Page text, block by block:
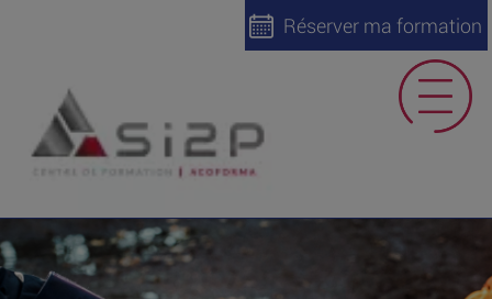
Réserver ma formation